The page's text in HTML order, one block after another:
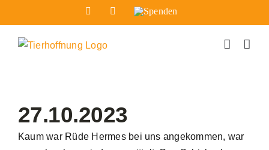
Inhalt
springen
FacebookInstagram
Spenden
27.10.2023
Kaum war Rüde Hermes bei uns angekommen, war